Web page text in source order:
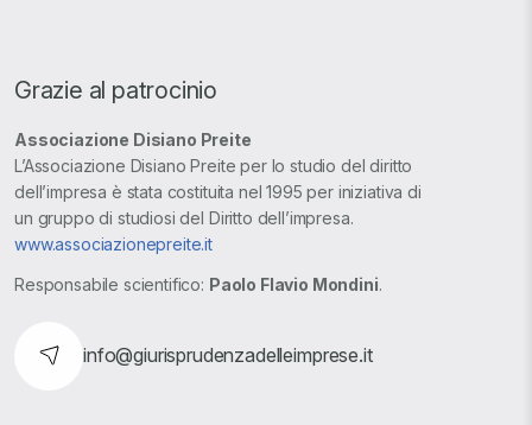
Grazie al patrocinio
Associazione Disiano Preite
L’Associazione Disiano Preite per lo studio del diritto
dell’impresa è stata costituita nel 1995 per iniziativa di
un gruppo di studiosi del Diritto dell’impresa.
www.associazionepreite.it
Responsabile scientifico: Paolo Flavio Mondini.
info@giurisprudenzadelleimprese.it